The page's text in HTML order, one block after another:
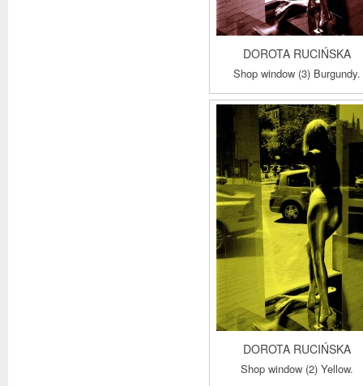
DOROTA RUCIŃSKA
Shop window (3) Burgundy.
DOROTA RUCIŃSKA
Shop window (2) Yellow.